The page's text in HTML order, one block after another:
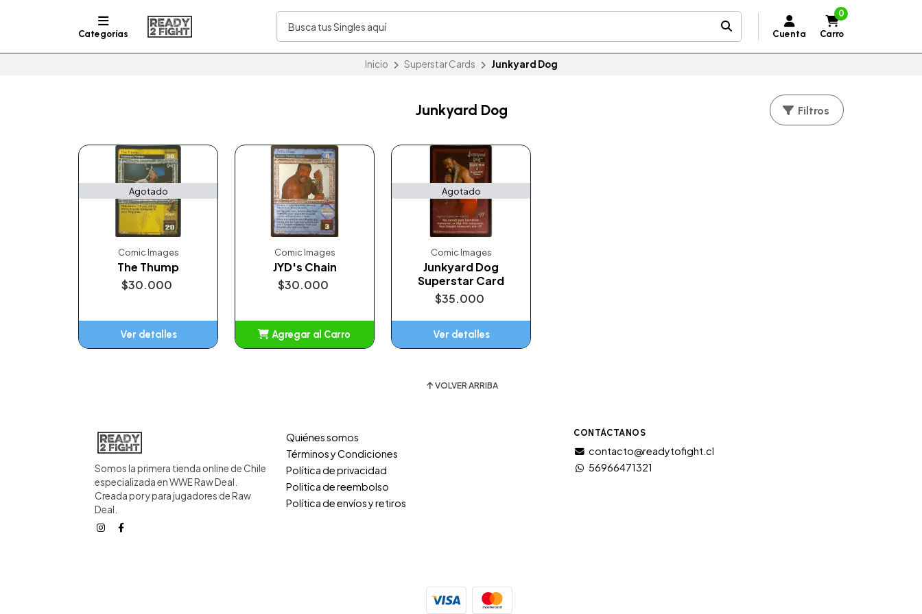
Categorías Cuenta
0
Carro
Inicio Superstar Cards Junkyard Dog
Junkyard Dog Filtros
Agotado
Comic Images
The Thump
$30.000
Ver detalles
Comic Images
JYD's Chain
$30.000
Agregar al Carro
Agotado
Comic Images
Junkyard Dog
Superstar Card
$35.000
Ver detalles
VOLVER ARRIBA
Somos la primera tienda online de Chile
especializada en WWE Raw Deal.
Creada por y para jugadores de Raw
Deal.
Quiénes somos
Términos y Condiciones
Política de privacidad
Politica de reembolso
Política de envíos y retiros
CONTÁCTANOS
contacto@readytofight.cl
56966471321